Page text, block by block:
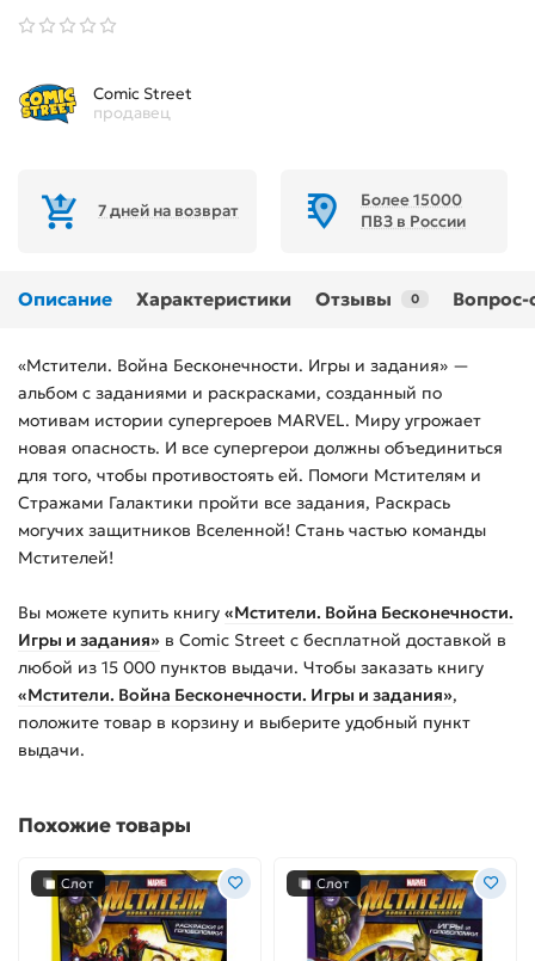
Comic Street
продавец
7 дней на возврат
Более 15000
ПВЗ в России
Описание Характеристики Отзывы 0 Вопрос-
«Мстители. Война Бесконечности. Игры и задания» —
альбом с заданиями и раскрасками, созданный по
мотивам истории супергероев MARVEL. Миру угрожает
новая опасность. И все супергерои должны объединиться
для того, чтобы противостоять ей. Помоги Мстителям и
Стражами Галактики пройти все задания, Раскрась
могучих защитников Вселенной! Стань частью команды
Мстителей!
Вы можете купить книгу «Мстители. Война Бесконечности.
Игры и задания» в Comic Street с бесплатной доставкой в
любой из 15 000 пунктов выдачи. Чтобы заказать книгу
«Мстители. Война Бесконечности. Игры и задания»,
положите товар в корзину и выберите удобный пункт
выдачи.
Похожие товары
Слот Слот